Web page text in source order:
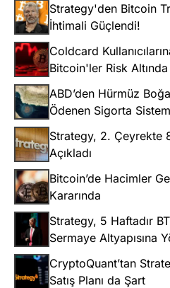
Strategy'den Bitcoin
İhtimali Güçlendi!
Coldcard
Bitcoin'ler Risk Altında
ABD’den Hürmüz
Ödenen Sigorta
Strategy, 2. Çeyrekte
Açıkladı
Bitcoin’de Hacimler
Kararında
Strategy, 5 Haftadır
Sermaye Altyapısına
CryptoQuant’tan
Satış Planı da Şart